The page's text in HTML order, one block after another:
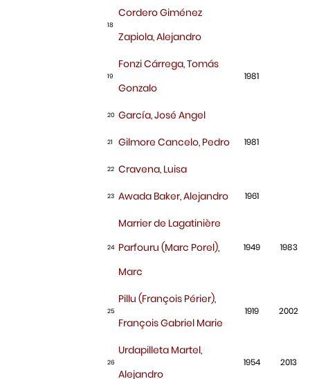
18
Cordero Giménez
Zapiola, Alejandro
19
Fonzi Cárrega, Tomás
Gonzalo
1981
20 García, José Angel
21 Gilmore Cancelo, Pedro 1981
22 Cravena, Luisa
23 Awada Baker, Alejandro 1961
24
Marrier de Lagatinière
Parfouru (Marc Porel),
Marc
1949 1983
25
Pillu (François Périer),
François Gabriel Marie
1919 2002
26
Urdapilleta Martel,
Alejandro
1954 2013